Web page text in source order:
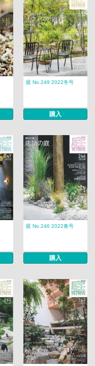
庭 No.249 2022冬号
購入
庭 No.246 2022春号
購入